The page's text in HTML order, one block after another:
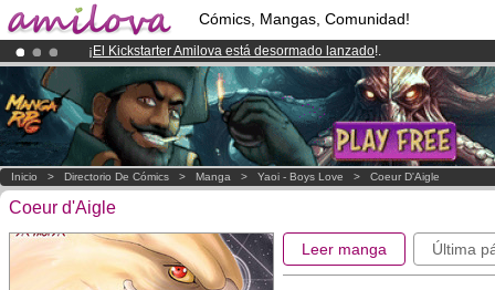
Cómics, Mangas, Comunidad!
¡ El Kickstarter Amilova está desormado lanzado!.
¡Conviertete en Premium por3.95 eurosal mes!Hazte Premium ya
¡Ya tenemos 100000miembrosy 1000 Cómics y Mangas!.
Inicio > Directorio De Cómics > Manga > Yaoi - Boys Love > Coeur D'Aigle
Coeur d'Aigle
Leer manga Última